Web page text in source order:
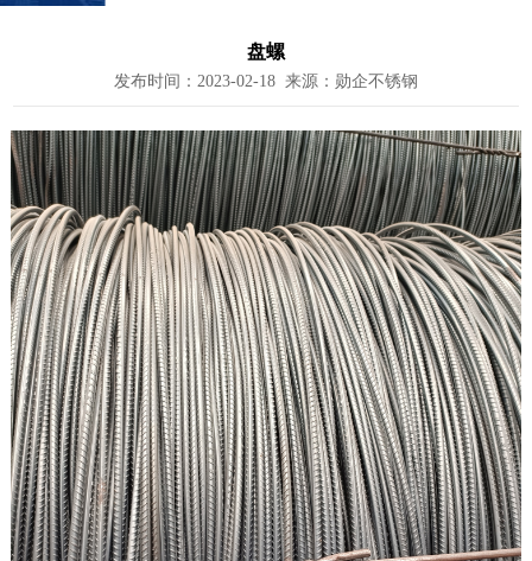
盘螺
发布时间：2023-02-18 来源：勋企不锈钢